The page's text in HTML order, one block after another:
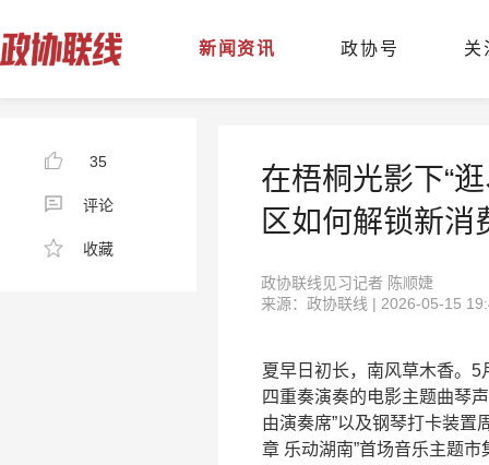
新闻资讯 政协号 关
35
评论
收藏
在梧桐光影下“
区如何解锁新消
政协联线见习记者 陈顺婕
来源：政协联线 | 2026-05-15
夏早日初长，南风草木香。
四重奏演奏的电影主题曲琴
由演奏席”以及钢琴打卡装
章 乐动湖南”首场音乐主题